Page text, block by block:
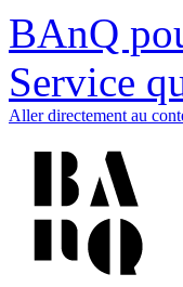
BAnQ
Service
Aller directement au